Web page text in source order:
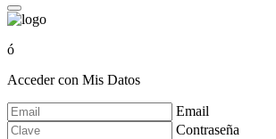
ó
Acceder con Mis Datos
Email
Contraseña